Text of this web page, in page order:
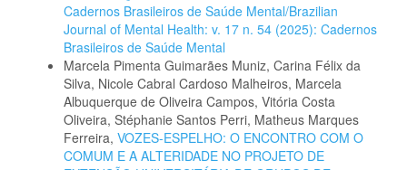
Cadernos Brasileiros de Saúde Mental/Brazilian
Journal of Mental Health: v. 17 n. 54 (2025): Cadernos
Brasileiros de Saúde Mental
Marcela Pimenta Guimarães Muniz, Carina Félix da
Silva, Nicole Cabral Cardoso Malheiros, Marcela
Albuquerque de Oliveira Campos, Vitória Costa
Oliveira, Stéphanie Santos Perri, Matheus Marques
Ferreira, VOZES-ESPELHO: O ENCONTRO COM O
COMUM E A ALTERIDADE NO PROJETO DE